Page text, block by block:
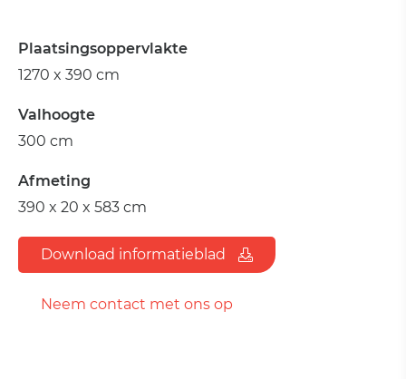
Plaatsingsoppervlakte
1270 x 390 cm
Valhoogte
300 cm
Afmeting
390 x 20 x 583 cm
Download informatieblad
Neem contact met ons op